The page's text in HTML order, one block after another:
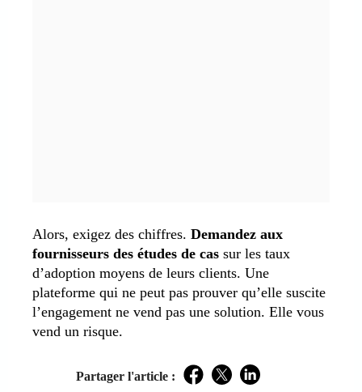
Alors, exigez des chiffres. Demandez aux
fournisseurs des études de cas sur les taux
d’adoption moyens de leurs clients. Une
plateforme qui ne peut pas prouver qu’elle suscite
l’engagement ne vend pas une solution. Elle vous
vend un risque.
Partager l'article : Facebook
TwitterLinkedIn